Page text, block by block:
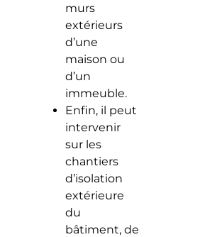
murs
extérieurs
d’une
maison ou
d’un
immeuble.
Enfin, il peut
intervenir
sur les
chantiers
d’isolation
extérieure
du
bâtiment, de